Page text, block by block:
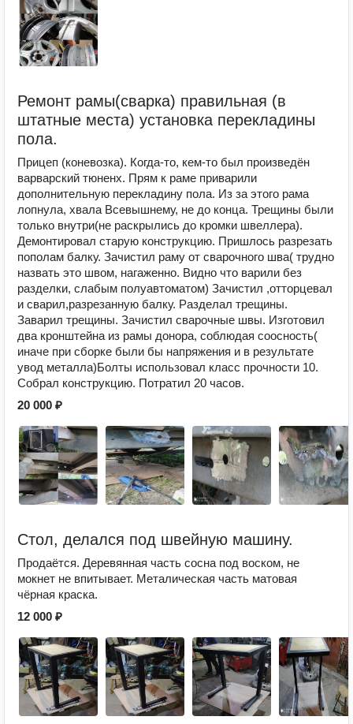
Ремонт рамы(сварка) правильная (в
штатные места) установка перекладины
пола.
Прицеп (коневозка). Когда-то, кем-то был произведён
варварский тюненх. Прям к раме приварили
дополнительную перекладину пола. Из за этого рама
лопнула, хвала Всевышнему, не до конца. Трещины были
только внутри(не раскрылись до кромки швеллера).
Демонтировал старую конструкцию. Пришлось разрезать
пополам балку. Зачистил раму от сварочного шва( трудно
назвать это швом, нагаженно. Видно что варили без
разделки, слабым полуавтоматом) Зачистил ,отторцевал
и сварил,разрезанную балку. Разделал трещины.
Заварил трещины. Зачистил сварочные швы. Изготовил
два кронштейна из рамы донора, соблюдая соосность(
иначе при сборке были бы напряжения и в результате
увод металла)Болты использовал класс прочности 10.
Собрал конструкцию. Потратил 20 часов.
20 000 ₽
Стол, делался под швейную машину.
Продаётся. Деревянная часть сосна под воском, не
мокнет не впитывает. Металическая часть матовая
чёрная краска.
12 000 ₽